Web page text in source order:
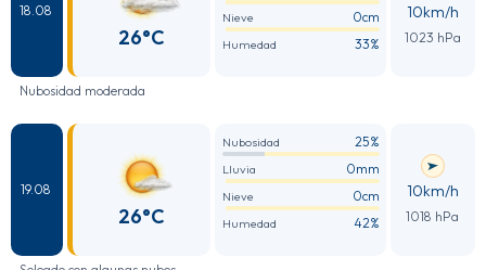
18.08
26°C
Nieve 0cm
Humedad 33%
10km/h
1023 hPa
Nubosidad moderada
19.08
26°C
Nubosidad 25%
Lluvia 0mm
Nieve 0cm
Humedad 42%
10km/h
1018 hPa